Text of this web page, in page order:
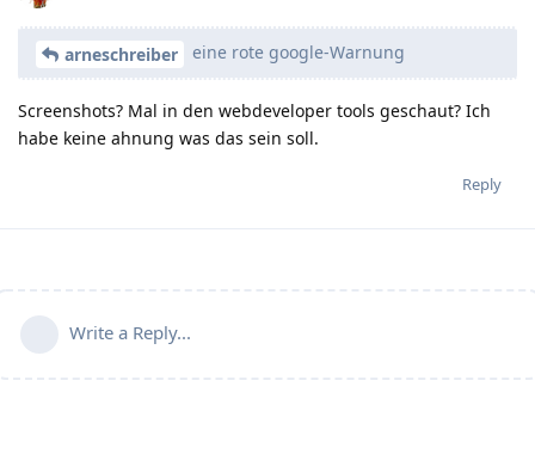
arneschreiber eine rote google-Warnung
Screenshots? Mal in den webdeveloper tools geschaut? Ich
habe keine ahnung was das sein soll.
Reply
Write a Reply...